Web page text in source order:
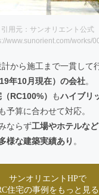
引用元：サンオリエント公式
www.sunorient.com/works/
から施工まで一貫して
年10月現在）の会社。
RC100%）
もハイブリ
も予算に合わせて対応。
ならず工場やホテルな
様な建築実績あり 。
サンオリエントHPで
住宅の事例をもっと見る